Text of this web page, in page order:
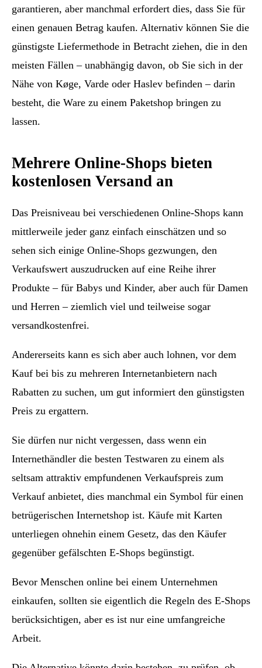
garantieren, aber manchmal erfordert dies, dass Sie für
einen genauen Betrag kaufen. Alternativ können Sie die
günstigste Liefermethode in Betracht ziehen, die in den
meisten Fällen – unabhängig davon, ob Sie sich in der
Nähe von Køge, Varde oder Haslev befinden – darin
besteht, die Ware zu einem Paketshop bringen zu
lassen.
Mehrere Online-Shops bieten
kostenlosen Versand an
Das Preisniveau bei verschiedenen Online-Shops kann
mittlerweile jeder ganz einfach einschätzen und so
sehen sich einige Online-Shops gezwungen, den
Verkaufswert auszudrucken auf eine Reihe ihrer
Produkte – für Babys und Kinder, aber auch für Damen
und Herren – ziemlich viel und teilweise sogar
versandkostenfrei.
Andererseits kann es sich aber auch lohnen, vor dem
Kauf bei bis zu mehreren Internetanbietern nach
Rabatten zu suchen, um gut informiert den günstigsten
Preis zu ergattern.
Sie dürfen nur nicht vergessen, dass wenn ein
Internethändler die besten Testwaren zu einem als
seltsam attraktiv empfundenen Verkaufspreis zum
Verkauf anbietet, dies manchmal ein Symbol für einen
betrügerischen Internetshop ist. Käufe mit Karten
unterliegen ohnehin einem Gesetz, das den Käufer
gegenüber gefälschten E-Shops begünstigt.
Bevor Menschen online bei einem Unternehmen
einkaufen, sollten sie eigentlich die Regeln des E-Shops
berücksichtigen, aber es ist nur eine umfangreiche
Arbeit.